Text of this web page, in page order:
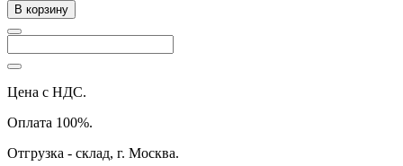
В корзину
Цена с НДС.
Оплата 100%.
Отгрузка - склад, г. Москва.